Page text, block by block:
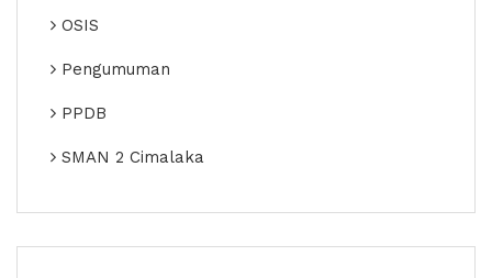
OSIS
Pengumuman
PPDB
SMAN 2 Cimalaka